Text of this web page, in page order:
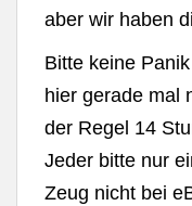
aber wir haben
Bitte keine
hier gerade mal
der Regel 14
Jeder bitte nur
Zeug nicht bei